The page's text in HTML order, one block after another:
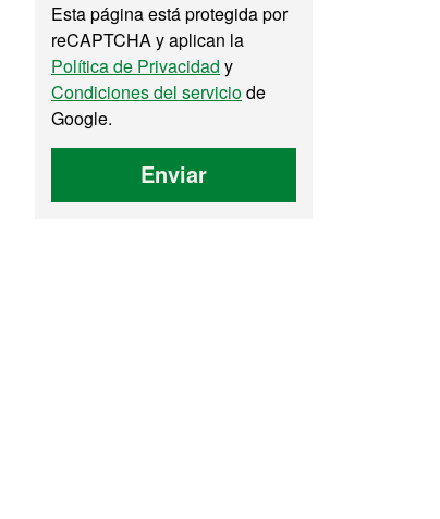
Esta página está protegida por
reCAPTCHA y aplican la
Política de Privacidad y
Condiciones del serviciode
Google.
Enviar